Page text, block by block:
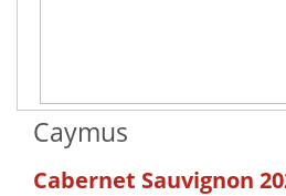
Caymus
Cabernet Sauvignon